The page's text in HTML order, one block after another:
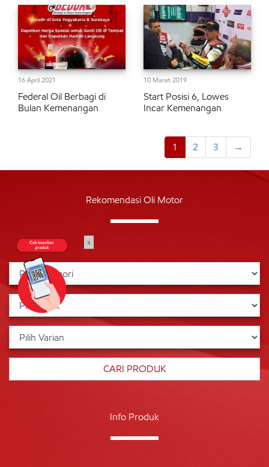
16 April 2021
Federal Oil Berbagi di
Bulan Kemenangan
10 Maret 2019
Start Posisi 6, Lowes
Incar Kemenangan
1 2 3 →
Rekomendasi Oli Motor
Info Produk
x